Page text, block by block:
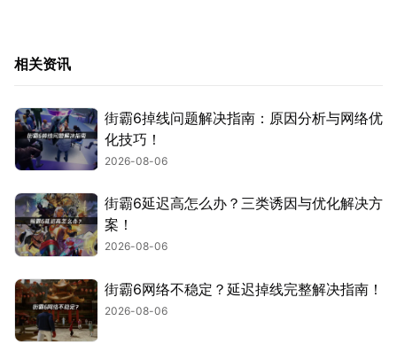
相关资讯
街霸6掉线问题解决指南：原因分析与网络优
化技巧！
2026-08-06
街霸6延迟高怎么办？三类诱因与优化解决方
案！
2026-08-06
街霸6网络不稳定？延迟掉线完整解决指南！
2026-08-06